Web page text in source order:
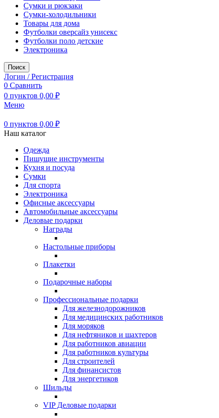
Сумки и рюкзаки
Сумки-холодильники
Товары для дома
Футболки оверсайз унисекс
Футболки поло детские
Электроника
Поиск
Логин / Регистрация
0 Сравнить
0 пунктов 0,00 ₽
Меню
0 пунктов 0,00 ₽
Наш каталог
Одежда
Пишущие инструменты
Кухня и посуда
Сумки
Для спорта
Электроника
Офисные аксессуары
Автомобильные аксессуары
Деловые подарки
Награды
Настольные приборы
Плакетки
Подарочные наборы
Профессиональные подарки
Для железнодорожников
Для медицинских работников
Для моряков
Для нефтяников и шахтеров
Для работников авиации
Для работников культуры
Для строителей
Для финансистов
Для энергетиков
Шильды
VIP Деловые подарки